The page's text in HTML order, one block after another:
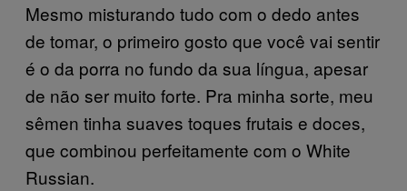
Mesmo misturando tudo com o dedo antes
de tomar, o primeiro gosto que você vai sentir
é o da porra no fundo da sua língua, apesar
de não ser muito forte. Pra minha sorte, meu
sêmen tinha suaves toques frutais e doces,
que combinou perfeitamente com o White
Russian.